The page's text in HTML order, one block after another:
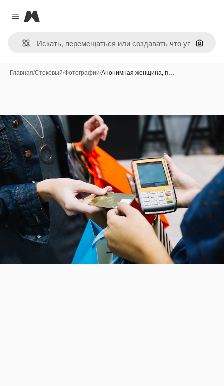
Close menu
Magnific
Поиск
Главная/Стоковый/Фотографии/Анонимная женщина, п…